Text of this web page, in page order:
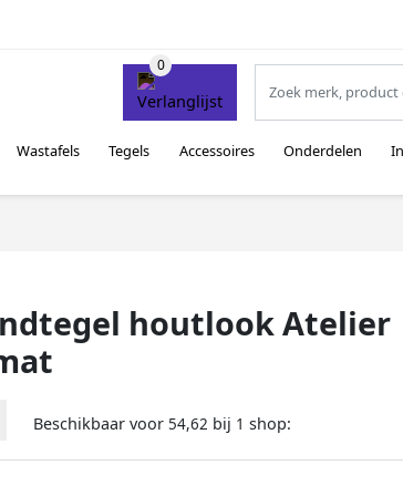
Wastafels Tegels Accessoires Onderdelen
houtlook Atelier
Beschikbaar voor 54,62 bij 1 shop: